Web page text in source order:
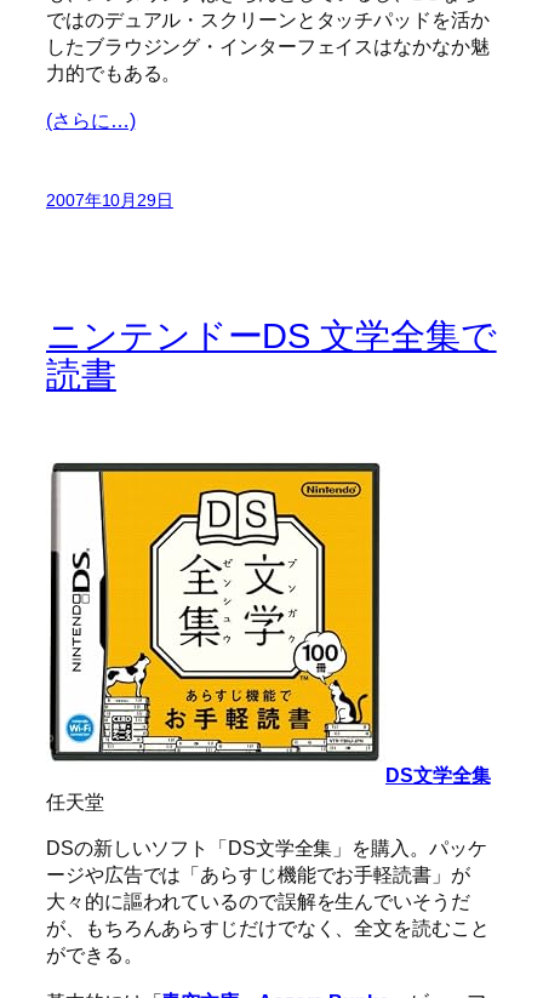
ではのデュアル・スクリーンとタッチパッドを活か
したブラウジング・インターフェイスはなかなか魅
力的でもある。
(さらに…)
2007年10月29日
ニンテンドーDS 文学全集で
読書
DS文学全集
任天堂
DSの新しいソフト「DS文学全集」を購入。パッケ
ージや広告では「あらすじ機能でお手軽読書」が
大々的に謳われているので誤解を生んでいそうだ
が、もちろんあらすじだけでなく、全文を読むこと
ができる。